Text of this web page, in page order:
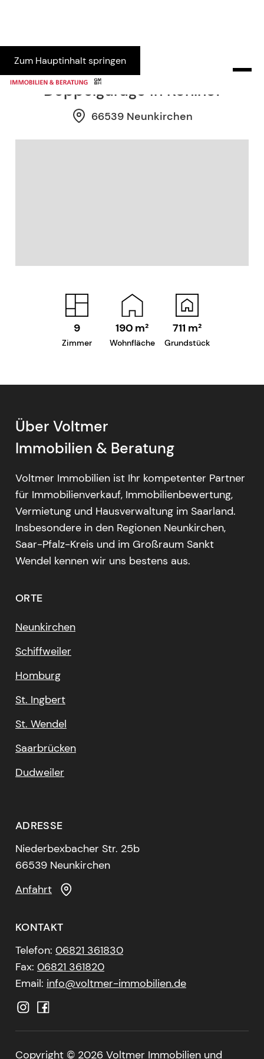
Zum Hauptinhalt springen
Gepflegtes Einfamilienhaus mit
Doppelgarage in Kohlhof
66539 Neunkirchen
9
Zimmer
190 m²
Wohnfläche
711 m²
Grundstück
Über Voltmer
Immobilien & Beratung
Voltmer Immobilien ist Ihr kompetenter Partner
für Immobilienverkauf, Immobilienbewertung,
Vermietung und Hausverwaltung im Saarland.
Insbesondere in den Regionen Neunkirchen,
Saar-Pfalz-Kreis und im Großraum Sankt
Wendel kennen wir uns bestens aus.
ORTE
Neunkirchen
Schiffweiler
Homburg
St. Ingbert
St. Wendel
Saarbrücken
Dudweiler
ADRESSE
Niederbexbacher Str. 25b
66539 Neunkirchen
Anfahrt
KONTAKT
Telefon: 06821 361830
Fax: 06821 361820
Email: info@voltmer-immobilien.de
Copyright © 2026 Voltmer Immobilien und